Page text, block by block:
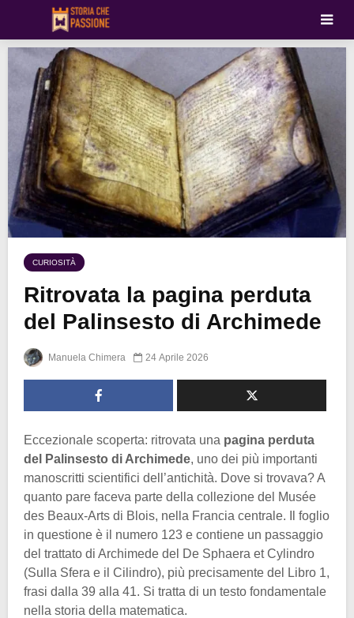
CURIOSITÀ
Ritrovata la pagina perduta
del Palinsesto di Archimede
Manuela Chimera 24 Aprile 2026
Eccezionale scoperta: ritrovata una pagina perduta
del Palinsesto di Archimede, uno dei più importanti
manoscritti scientifici dell’antichità. Dove si trovava? A
quanto pare faceva parte della collezione del Musée
des Beaux-Arts di Blois, nella Francia centrale. Il foglio
in questione è il numero 123 e contiene un passaggio
del trattato di Archimede del De Sphaera et Cylindro
(Sulla Sfera e il Cilindro), più precisamente del Libro 1,
frasi dalla 39 alla 41. Si tratta di un testo fondamentale
nella storia della matematica.